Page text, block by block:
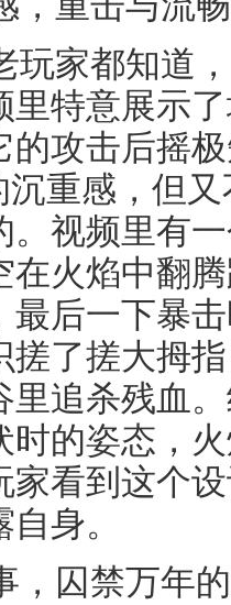
玩家都知道
里特意展示
的攻击后摇
沉重感，但
。视频里有
在火焰中翻
最后一下暴
搓了搓大拇
里追杀残血
时的姿态，
家看到这个
身。
，囚禁万年